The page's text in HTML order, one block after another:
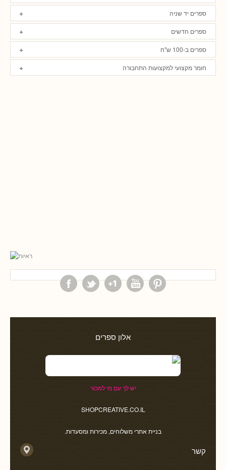
ספרים יד שניה
ספרים חדשים
ספרים ב-100 ש"ח
חומר מקצועי למקצועות התחבורה
אלון ספרים
יש לך עם מי למכור
SHOPCREATIVE.CO.IL
בניית אתרי משלוחים, מכירות ומסעדות.
קשר